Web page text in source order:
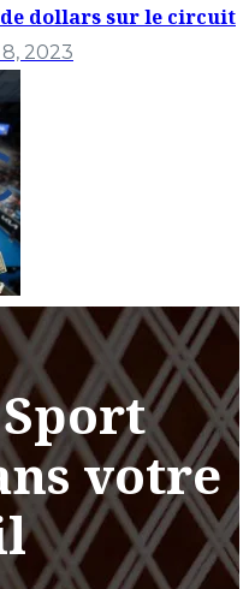
dollars sur le circuit
2023
votre